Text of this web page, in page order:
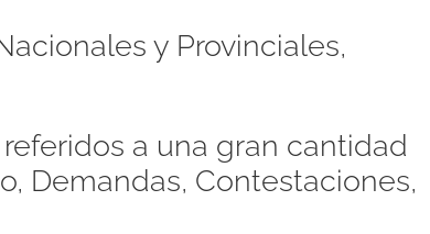
y Provinciales,
a una gran cantidad
Demandas, Contestaciones,